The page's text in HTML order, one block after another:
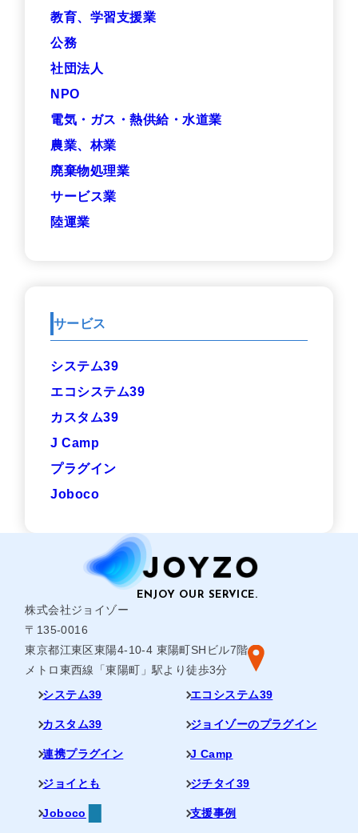
教育、学習支援業
公務
社団法人
NPO
電気・ガス・熱供給・水道業
農業、林業
廃棄物処理業
サービス業
陸運業
サービス
システム39
エコシステム39
カスタム39
J Camp
プラグイン
Joboco
株式会社ジョイゾー
〒135-0016
東京都江東区東陽4-10-4 東陽町SHビル7階
メトロ東西線「東陽町」駅より徒歩3分
システム39
エコシステム39
カスタム39 ジョイゾーのプラグイン
連携プラグイン J Camp
ジョイとも ジチタイ39
Joboco 支援事例